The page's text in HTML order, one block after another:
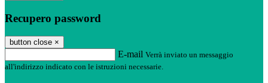
Recupero password
button close ×
E-mail Verrà inviato un messaggio
all'indirizzo indicato con le istruzioni necessarie.